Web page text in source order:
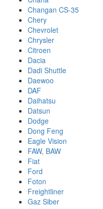
Changan CS-35
Chery
Chevrolet
Chrysler
Citroen
Dacia
Dadi Shuttle
Daewoo
DAF
Daihatsu
Datsun
Dodge
Dong Feng
Eagle Vision
FAW, BAW
Fiat
Ford
Foton
Freightliner
Gaz Siber